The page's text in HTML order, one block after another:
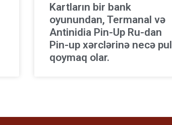
Kartların bir bank
oyunundan, Termanal və
Antinidia Pin-Up Ru-dan
Pin-up xərclərinə necə pul
qoymaq olar.